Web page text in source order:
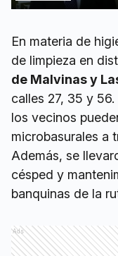
En materia de
de limpieza en
de Malvinas y
calles 27, 35 y
los vecinos
microbasurales a
Además, se
césped y
banquinas de la
Ads